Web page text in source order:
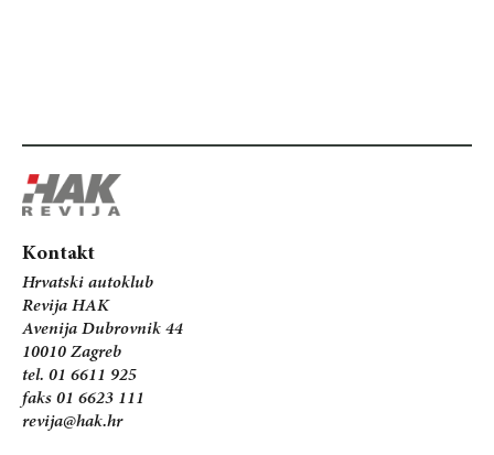
Kontakt
Hrvatski autoklub
Revija HAK
Avenija Dubrovnik 44
10010 Zagreb
tel. 01 6611 925
faks 01 6623 111
revija@hak.hr